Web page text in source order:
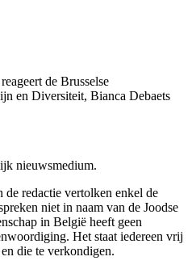
de Brusselse
en Diversiteit, Bianca Debaets
nieuwsmedium.
redactie vertolken enkel de
niet in naam van de Joodse
in België heeft geen
Het staat iedereen vrij
die te verkondigen.